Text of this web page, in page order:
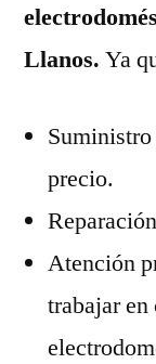
Llanos. Ya
precio.
Atención
trabajar en